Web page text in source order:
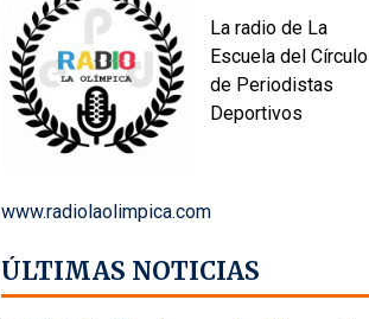
La radio de La
Escuela del Círculo
de Periodistas
Deportivos
www.radiolaolimpica.com
ÚLTIMAS NOTICIAS